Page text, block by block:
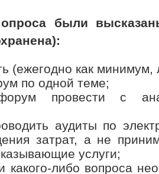
были
(ежегодно как минимум,
по одной теме;
провести с
аудиты по
затрат, а не
услуги;
либо вопроса